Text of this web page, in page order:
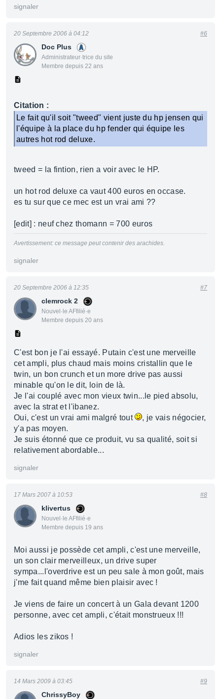
signaler
Doc Plus
Administrateur·trice du site
Membre depuis 22 ans
20 Septembre 2006 à 04:12 #6
Citation :
Le fait qu'il soit "tweed" vient juste du hp jensen qui
l'équipe à la place du hp fender qui équipe les
autres hot rod deluxe.
tweed = la fintion, rien a voir avec le HP.
un hot rod deluxe ca vaut 400 euros en occase.
es tu sur que ce mec est un vrai ami ??
[edit] : neuf chez thomann = 700 euros
Avertissement: ce message peut contenir des arachides.
signaler
clemrock 2
Nouvel·le AFfilié·e
Membre depuis 20 ans
20 Septembre 2006 à 12:35 #7
C'est bon je l'ai essayé. Putain c'est une merveille
cet ampli, plus chaud mais moins cristallin que le
twin, un bon crunch et un more drive pas aussi
minable qu'on le dit, loin de là.
Je l'ai couplé avec mon vieux twin...le pied absolu,
avec la strat et l'ibanez.
Oui, c'est un vrai ami malgré tout
, je vais négocier,
y'a pas moyen.
Je suis étonné que ce produit, vu sa qualité, soit si
relativement abordable...
signaler
klivertus
Nouvel·le AFfilié·e
Membre depuis 19 ans
17 Mars 2007 à 10:53 #8
Moi aussi je possède cet ampli, c'est une merveille,
un son clair merveilleux, un drive super
sympa...l'overdrive est un peu sale à mon goût, mais
j'me fait quand même bien plaisir avec !
Je viens de faire un concert à un Gala devant 1200
personne, avec cet ampli, c'était monstrueux !!!
Adios les zikos !
signaler
ChrissyBoy
14 Mars 2009 à 03:45 #9